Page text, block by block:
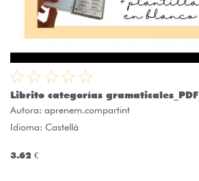
Librito categorías gramaticales_PDF
Autora: aprenem.compartint
Idioma: Castellà
3.62 €